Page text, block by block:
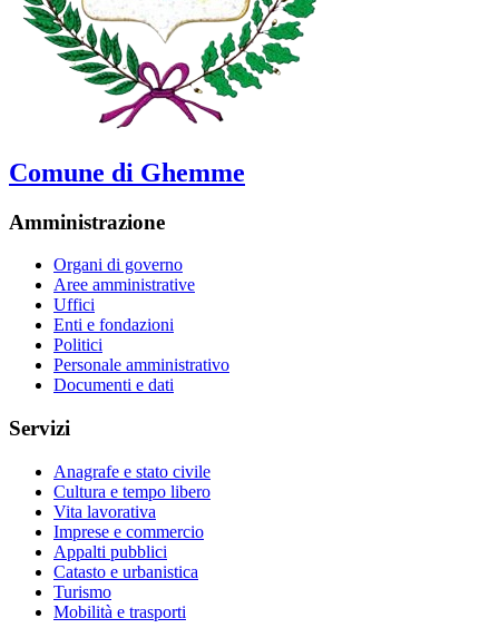
Comune di Ghemme
Amministrazione
Organi di governo
Aree amministrative
Uffici
Enti e fondazioni
Politici
Personale amministrativo
Documenti e dati
Servizi
Anagrafe e stato civile
Cultura e tempo libero
Vita lavorativa
Imprese e commercio
Appalti pubblici
Catasto e urbanistica
Turismo
Mobilità e trasporti